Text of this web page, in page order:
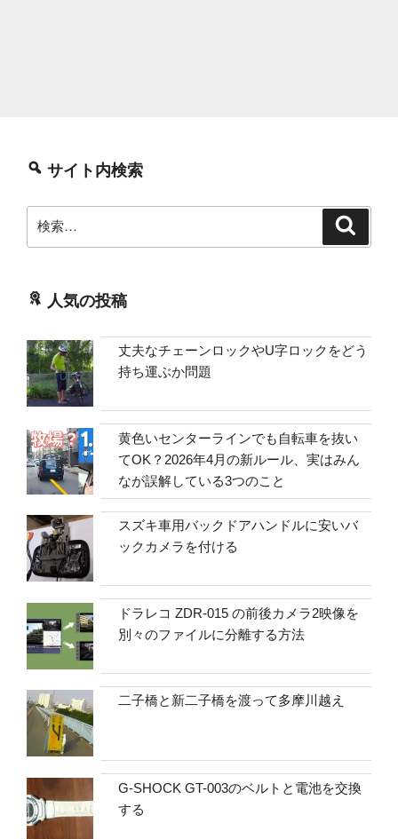
サイト内検索
索:
人気の投稿
丈夫なチェーンロックやU字ロックをどう
持ち運ぶか問題
黄色いセンターラインでも自転車を抜い
てOK？2026年4月の新ルール、実はみん
なが誤解している3つのこと
スズキ車用バックドアハンドルに安いバ
ックカメラを付ける
ドラレコ ZDR-015 の前後カメラ2映像を
別々のファイルに分離する方法
二子橋と新二子橋を渡って多摩川越え
G-SHOCK GT-003のベルトと電池を交換
する